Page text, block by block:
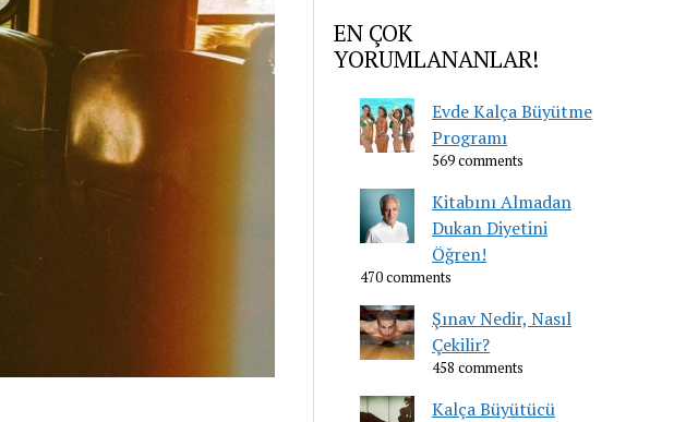
EN ÇOK
YORUMLANANLAR!
Evde Kalça Büyütme
Programı
569 comments
Kitabını Almadan
Dukan Diyetini
Öğren!
470 comments
Şınav Nedir, Nasıl
Çekilir?
458 comments
Kalça Büyütücü